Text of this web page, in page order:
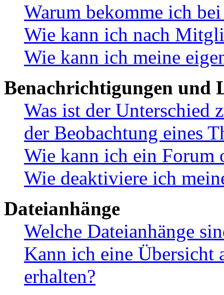
Warum bekomme ich
Wie kann ich nach
Wie kann ich meine
Benachrichtigungen und
Was ist der Unterschied
der Beobachtung eines
Wie kann ich ein Forum
Wie deaktiviere ich
Dateianhänge
Welche Dateianhänge
Kann ich eine Übersicht
erhalten?